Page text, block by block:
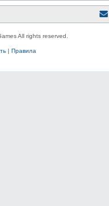
All rights reserved.
| Правила